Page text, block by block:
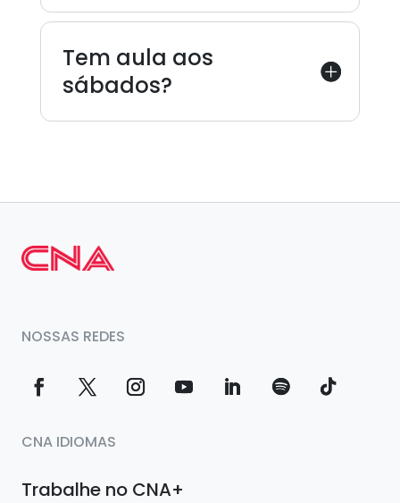
Tem aula aos
sábados?
NOSSAS REDES
CNA IDIOMAS
Trabalhe no CNA+